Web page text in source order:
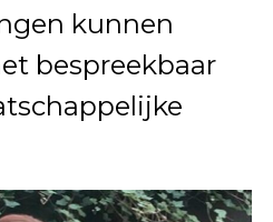
kunnen
bespreekbaar